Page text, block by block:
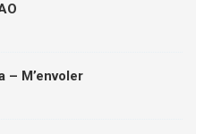
– M’envoler